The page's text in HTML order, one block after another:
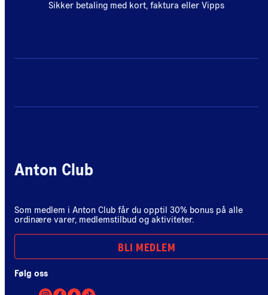
Sikker betaling med kort, faktura eller Vipps
Anton Club
Som medlem i Anton Club får du opptil 30% bonus på alle
ordinære varer, medlemstilbud og aktiviteter.
BLI MEDLEM
Følg oss